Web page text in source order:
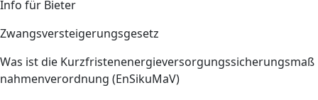
Info für Bieter
Zwangsversteigerungsgesetz
Was ist die Kurzfristenenergieversorgungssicherungsmaß
nahmenverordnung (EnSikuMaV)